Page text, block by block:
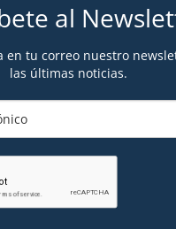
al
en tu correo nuestro
las últimas noticias.